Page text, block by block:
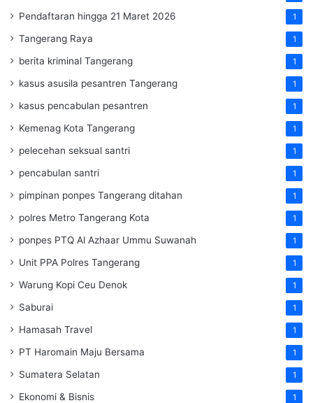
Pendaftaran hingga 21 Maret 2026 1
Tangerang Raya 1
berita kriminal Tangerang 1
kasus asusila pesantren Tangerang 1
kasus pencabulan pesantren 1
Kemenag Kota Tangerang 1
pelecehan seksual santri 1
pencabulan santri 1
pimpinan ponpes Tangerang ditahan 1
polres Metro Tangerang Kota 1
ponpes PTQ Al Azhaar Ummu Suwanah 1
Unit PPA Polres Tangerang 1
Warung Kopi Ceu Denok 1
Saburai 1
Hamasah Travel 1
PT Haromain Maju Bersama 1
Sumatera Selatan 1
Ekonomi & Bisnis 1